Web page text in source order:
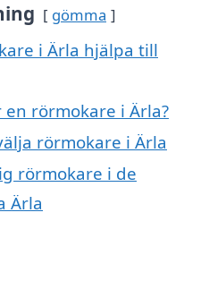
gömma
i Ärla hjälpa till
rörmokare i Ärla?
rörmokare i Ärla
rörmokare i de
Ärla